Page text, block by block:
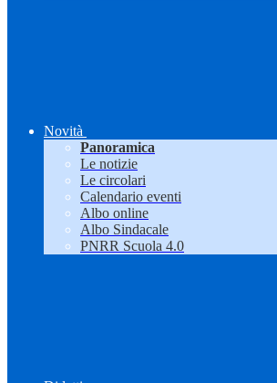
Novità
Panoramica
Le notizie
Le circolari
Calendario eventi
Albo online
Albo Sindacale
PNRR Scuola 4.0